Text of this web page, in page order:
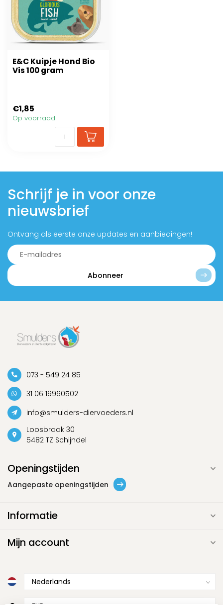
E&C Kuipje Hond Bio
Vis 100 gram
€1,85
Op voorraad
Schrijf je in voor onze
nieuwsbrief
Ontvang als eerste onze updates en aanbiedingen!
Abonneer
073 - 549 24 85
31 06 19960502
info@smulders-diervoeders.nl
Loosbraak 30
5482 TZ Schijndel
Openingstijden
Aangepaste openingstijden
Informatie
Mijn account